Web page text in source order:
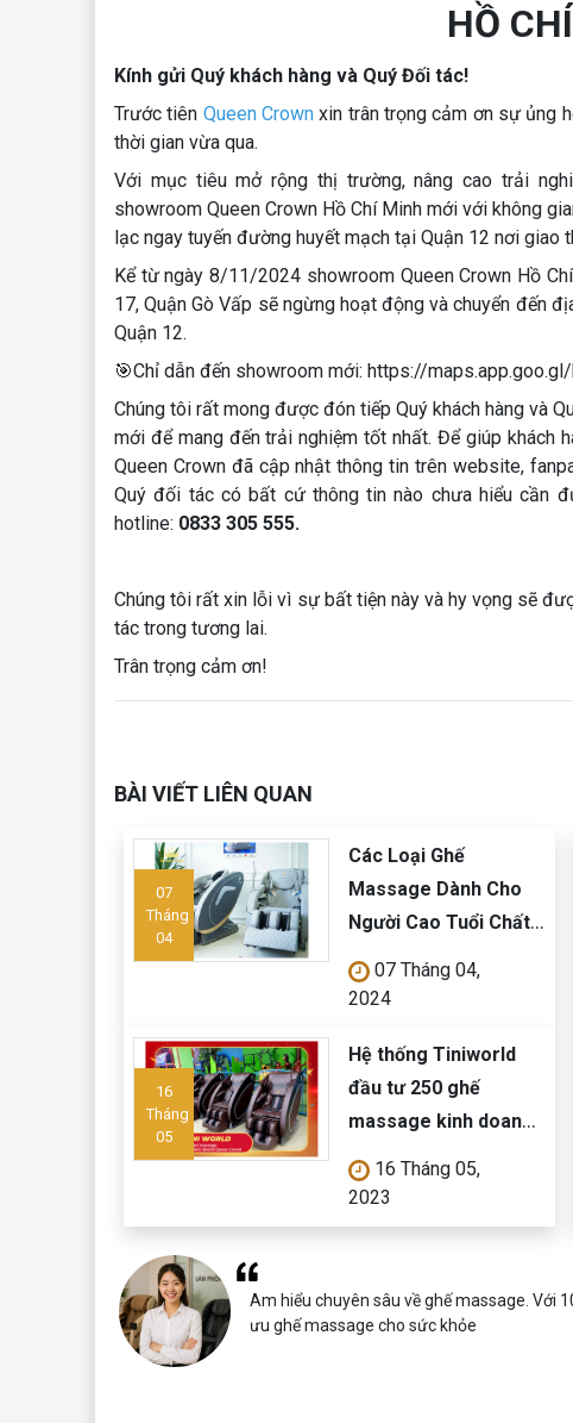
HỒ
Kính gửi Quý khách hàng và Quý Đối tác!
Trước tiên Queen Crown xin trân trọng cảm ơn sự ủng
thời gian vừa qua.
Với mục tiêu mở rộng thị trường, nâng cao trải
showroom Queen Crown Hồ Chí Minh mới với không
lạc ngay tuyến đường huyết mạch tại Quận 12 nơi
Kể từ ngày 8/11/2024 showroom Queen Crown Hồ
17, Quận Gò Vấp sẽ ngừng hoạt động và chuyển đến
Quận 12.
️🎯Chỉ dẫn đến showroom mới: https://
Chúng tôi rất mong được đón tiếp Quý khách hàng và
mới để mang đến trải nghiệm tốt nhất. Để giúp khách
Queen Crown đã cập nhật thông tin trên website,
Quý đối tác có bất cứ thông tin nào chưa hiểu cần
hotline: 0833 305 555.
Chúng tôi rất xin lỗi vì sự bất tiện này và hy vọng sẽ
tác trong tương lai.
Trân trọng cảm ơn!
BÀI VIẾT LIÊN QUAN
07
Tháng
04
Các Loại Ghế
Massage Dành Cho
Người Cao Tuổi Chất
Lượng
07 Tháng 04,
2024
16
Tháng
05
Hệ thống Tiniworld
đầu tư 250 ghế
massage kinh doanh
Queen Crown QC KD7
cho chuỗi cửa hàng
toàn quốc
16 Tháng 05,
2023
Am hiểu chuyên sâu về ghế massage. Với
ưu ghế massage cho sức khỏe